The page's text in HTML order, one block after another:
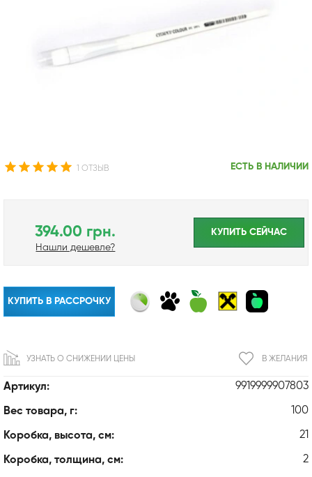
1 ОТЗЫВ ЕСТЬ В НАЛИЧИИ
Артикул: 9919999907803
Вес товара, г: 100
Коробка, высота, см: 21
Коробка, толщина, см: 2
394.00 грн.
Нашли дешевле?
КУПИТЬ CЕЙЧАС
КУПИТЬ В РАССРОЧКУ
В ЖЕЛАНИЯ
УЗНАТЬ О СНИЖЕНИИ ЦЕНЫ